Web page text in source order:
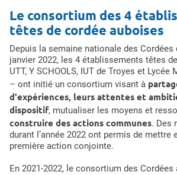
Le consortium des 4
têtes de cordée auboises
Depuis la semaine nationale des
janvier 2022, les 4 établissements têtes
UTT, Y SCHOOLS, IUT de Troyes et Lycée
– ont initié un consortium visant à
d'expériences, leurs attentes et
dispositif, mutualiser les moyens et
construire des actions communes. Des
durant l’année 2022 ont permis de mettre
première action conjointe.
En 2021-2022, le consortium des Cordées